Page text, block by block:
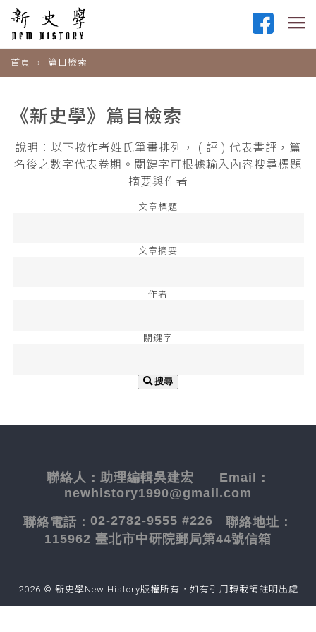
首頁 篇目檢索
《新史學》篇目檢索
說明：以下按作者姓氏筆畫排列， ( 評 ) 代表書評，篇
名後之數字代表卷期。關鍵字可根據輸入內容搜尋標題
摘要與作者
文章標題
文章摘要
作者
關鍵字
搜尋
聯絡人： 助理編輯吳建宏 Email：
newhistory1990@gmail.com
聯絡電話： 02-2782-9555 #226 聯絡地址：
115962 臺北市中研院郵局第44號信箱
2026 © 新史學New History版權所有，如有引用轉載請註明出處